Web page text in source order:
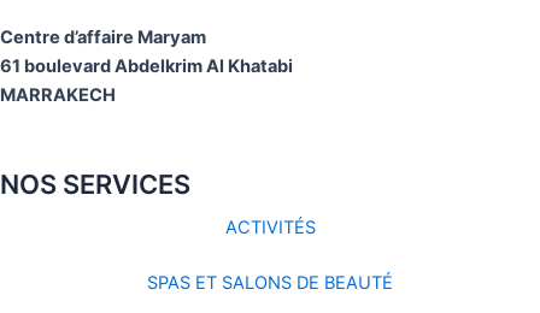
Centre d’affaire Maryam
61 boulevard Abdelkrim Al Khatabi
MARRAKECH
NOS SERVICES
ACTIVITÉS
SPAS ET SALONS DE BEAUTÉ